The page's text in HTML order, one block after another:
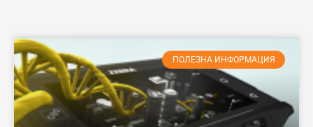
ПОЛЕЗНА ИНФОРМАЦИЯ